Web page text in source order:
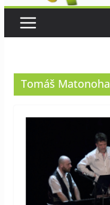
Tomáš Matonoha